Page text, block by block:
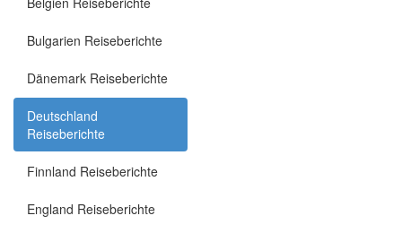
Bulgarien Reiseberichte
Dänemark Reiseberichte
Deutschland
Reiseberichte
Finnland Reiseberichte
England Reiseberichte